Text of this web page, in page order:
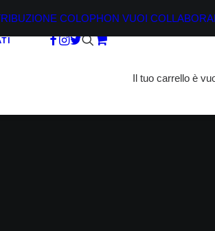
COLOPHON VUOI
Il tuo carrello è